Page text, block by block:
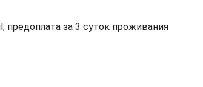
предоплата за 3 суток проживания